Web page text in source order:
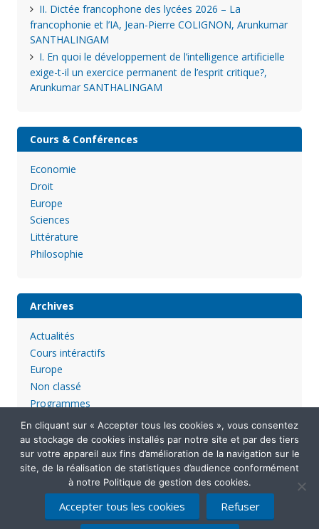
II. Dictée francophone des lycées 2026 – La
francophonie et l’IA, Jean-Pierre COLIGNON, Arunkumar
SANTHALINGAM
I. En quoi le développement de l’intelligence artificielle
exige-t-il un exercice permanent de l’esprit critique?,
Arunkumar SANTHALINGAM
Cours & Conférences
Economie
Droit
Europe
Sciences
Littérature
Philosophie
Archives
Actualités
Cours intéractifs
Europe
Non classé
Programmes
Mentions légales Politique de confidentialité
En cliquant sur « Accepter tous les cookies », vous consentez
au stockage de cookies installés par notre site et par des tiers
sur votre appareil aux fins d’amélioration de la navigation sur le
site, de la réalisation de statistiques d’audience conformément
à notre Politique de gestion des cookies.
Accepter tous les cookies Refuser